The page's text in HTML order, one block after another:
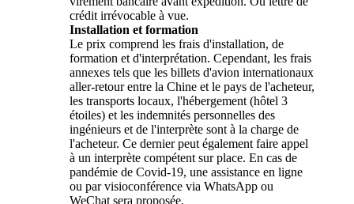
crédit irrévocable à vue.
Installation et formation
Le prix comprend les frais d'installation, de
formation et d'interprétation. Cependant, les frais
annexes tels que les billets d'avion internationaux
aller-retour entre la Chine et le pays de l'acheteur,
les transports locaux, l'hébergement (hôtel 3
étoiles) et les indemnités personnelles des
ingénieurs et de l'interprète sont à la charge de
l'acheteur. Ce dernier peut également faire appel
à un interprète compétent sur place. En cas de
pandémie de Covid-19, une assistance en ligne
ou par visioconférence via WhatsApp ou
WeChat sera proposée.